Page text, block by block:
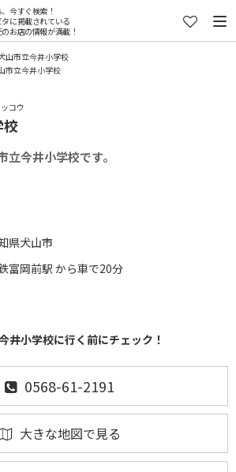
今すぐ検索！
タに掲載されている
お店の情報が満載！
山市立今井小学校
市立今井小学校
コウ
校
今井小学校です。
県犬山市
富岡前駅 から車で20分
井小学校に行く前にチェック！
0568-61-2191
大きな地図で見る